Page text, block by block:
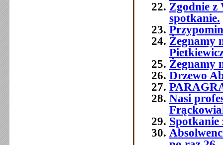
Zgodnie z
spotkanie.
Żegnamy
Żegnamy
Drzewo
Nasi
Spotkanie